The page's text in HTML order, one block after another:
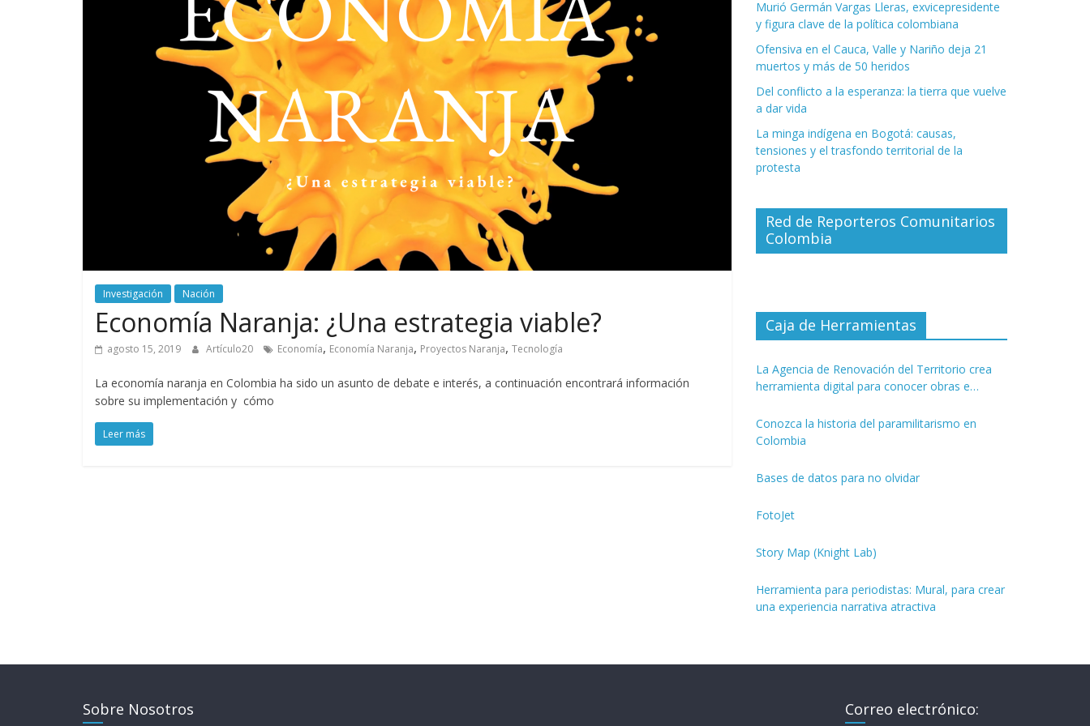
Investigación Nación
Economía Naranja: ¿Una estrategia viable?
agosto 15, 2019 Artículo20 Economía, Economía Naranja, Proyectos Naranja, Tecnología
La economía naranja en Colombia ha sido un asunto de debate e interés, a continuación encontrará información
sobre su implementación y cómo
Leer más
Murió Germán Vargas Lleras, exvicepresidente
y figura clave de la política colombiana
Ofensiva en el Cauca, Valle y Nariño deja 21
muertos y más de 50 heridos
Del conflicto a la esperanza: la tierra que vuelve
a dar vida
La minga indígena en Bogotá: causas,
tensiones y el trasfondo territorial de la
protesta
Red de Reporteros Comunitarios
Colombia
Caja de Herramientas
La Agencia de Renovación del Territorio crea
herramienta digital para conocer obras e
Conozca la historia del paramilitarismo en
Colombia
Bases de datos para no olvidar
FotoJet
Story Map (Knight Lab)
Herramienta para periodistas: Mural, para crear
una experiencia narrativa atractiva
Sobre Nosotros Correo electrónico: